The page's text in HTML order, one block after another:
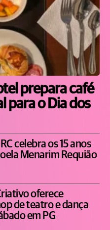
prepara café
para o Dia dos
celebra os 15 anos
Menarim Requião
oferece
de teatro e dança
em PG